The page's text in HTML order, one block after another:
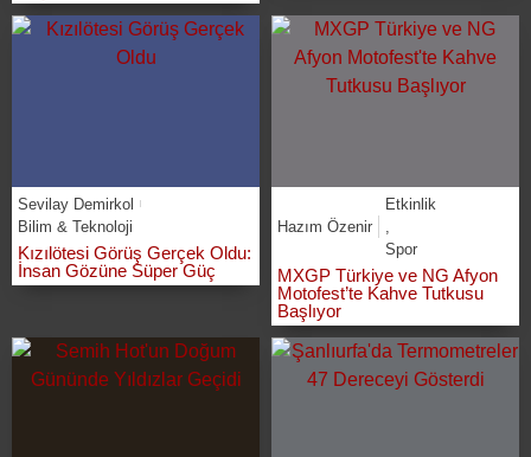
Sevilay Demirkol
Bilim & Teknoloji
Kızılötesi Görüş Gerçek Oldu:
İnsan Gözüne Süper Güç
Hazım Özenir
Etkinlik
Spor
MXGP Türkiye ve NG Afyon
Motofest’te Kahve Tutkusu
Başlıyor